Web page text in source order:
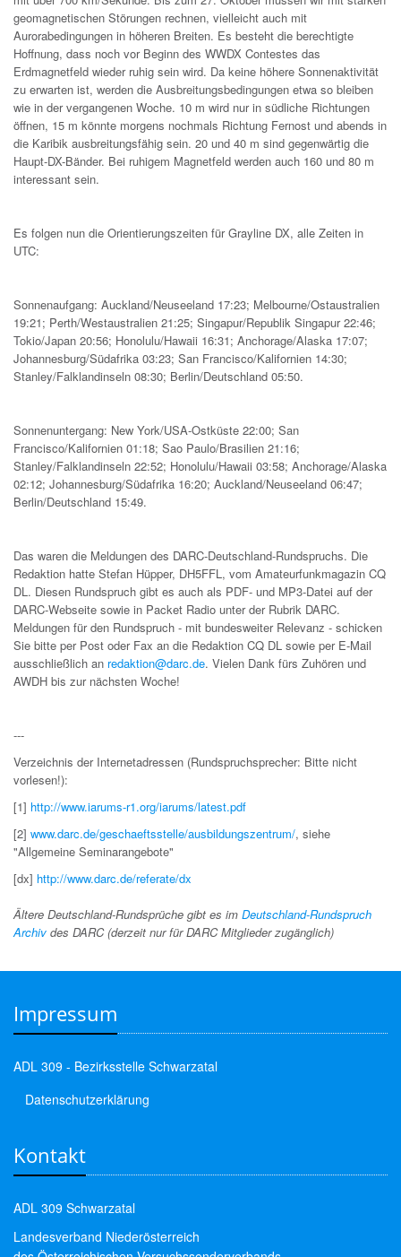
geomagnetischen Störungen rechnen, vielleicht auch mit
Aurorabedingungen in höheren Breiten. Es besteht die berechtigte
Hoffnung, dass noch vor Beginn des WWDX Contestes das
Erdmagnetfeld wieder ruhig sein wird. Da keine höhere Sonnenaktivität
zu erwarten ist, werden die Ausbreitungsbedingungen etwa so bleiben
wie in der vergangenen Woche. 10 m wird nur in südliche Richtungen
öffnen, 15 m könnte morgens nochmals Richtung Fernost und abends in
die Karibik ausbreitungsfähig sein. 20 und 40 m sind gegenwärtig die
Haupt-DX-Bänder. Bei ruhigem Magnetfeld werden auch 160 und 80 m
interessant sein.
Es folgen nun die Orientierungszeiten für Grayline DX, alle Zeiten in
UTC:
Sonnenaufgang: Auckland/Neuseeland 17:23; Melbourne/Ostaustralien
19:21; Perth/Westaustralien 21:25; Singapur/Republik Singapur 22:46;
Tokio/Japan 20:56; Honolulu/Hawaii 16:31; Anchorage/Alaska 17:07;
Johannesburg/Südafrika 03:23; San Francisco/Kalifornien 14:30;
Stanley/Falklandinseln 08:30; Berlin/Deutschland 05:50.
Sonnenuntergang: New York/USA-Ostküste 22:00; San
Francisco/Kalifornien 01:18; Sao Paulo/Brasilien 21:16;
Stanley/Falklandinseln 22:52; Honolulu/Hawaii 03:58; Anchorage/Alaska
02:12; Johannesburg/Südafrika 16:20; Auckland/Neuseeland 06:47;
Berlin/Deutschland 15:49.
Das waren die Meldungen des DARC-Deutschland-Rundspruchs. Die
Redaktion hatte Stefan Hüpper, DH5FFL, vom Amateurfunkmagazin CQ
DL. Diesen Rundspruch gibt es auch als PDF- und MP3-Datei auf der
DARC-Webseite sowie in Packet Radio unter der Rubrik DARC.
Meldungen für den Rundspruch - mit bundesweiter Relevanz - schicken
Sie bitte per Post oder Fax an die Redaktion CQ DL sowie per E-Mail
ausschließlich an redaktion@darc.de. Vielen Dank fürs Zuhören und
AWDH bis zur nächsten Woche!
---
Verzeichnis der Internetadressen (Rundspruchsprecher: Bitte nicht
vorlesen!):
[1] http://www.iarums-r1.org/iarums/latest.pdf
[2] www.darc.de/geschaeftsstelle/ausbildungszentrum/, siehe
"Allgemeine Seminarangebote"
[dx] http://www.darc.de/referate/dx
Ältere Deutschland-Rundsprüche gibt es im Deutschland-Rundspruch
Archiv des DARC (derzeit nur für DARC Mitglieder zugänglich)
Impressum
ADL 309 - Bezirksstelle Schwarzatal
Datenschutzerklärung
Kontakt
ADL 309 Schwarzatal
Landesverband Niederösterreich